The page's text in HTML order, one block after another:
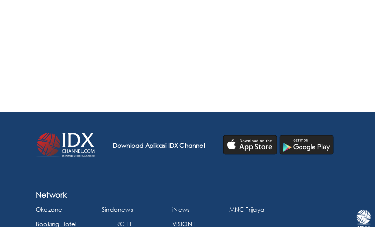
Download Aplikasi IDX Channel
Network
Okezone Sindonews iNews
MNC Trijaya
Booking Hotel
RCTI+ VISION+